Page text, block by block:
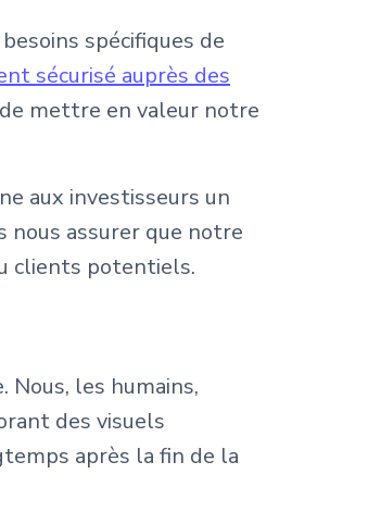
spécifiques de
sécurisé auprès des
mettre en valeur notre
aux investisseurs un
nous assurer que notre
clients potentiels.
les humains,
des visuels
après la fin de la